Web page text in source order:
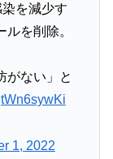
を減少す
を削除。
がない」と
1, 2022